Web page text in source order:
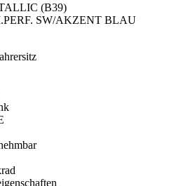
(B39)
SW/AKZENT BLAU